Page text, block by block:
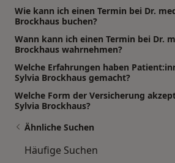
Wie kann ich einen Termin bei Dr.
Brockhaus buchen?
Wann kann ich einen Termin bei Dr.
Brockhaus wahrnehmen?
Welche Erfahrungen haben
Sylvia Brockhaus gemacht?
Welche Form der Versicherung
Sylvia Brockhaus?
Ähnliche Suchen
Häufige Suchen